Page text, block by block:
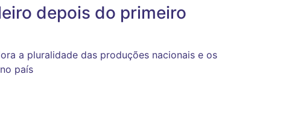
depois do primeiro
a pluralidade das produções nacionais e os
país